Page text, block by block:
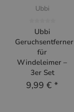
Ubbi
Ubbi
Geruchsentferner
für
Windeleimer –
3er Set
9,99 € *